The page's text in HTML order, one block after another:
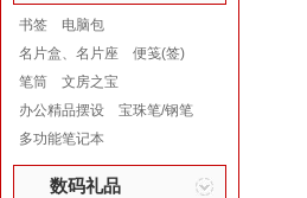
书签
电脑包
名片盒、名片座
便笺(签)
笔筒
文房之宝
办公精品摆设
宝珠笔/钢笔
多功能笔记本
数码礼品